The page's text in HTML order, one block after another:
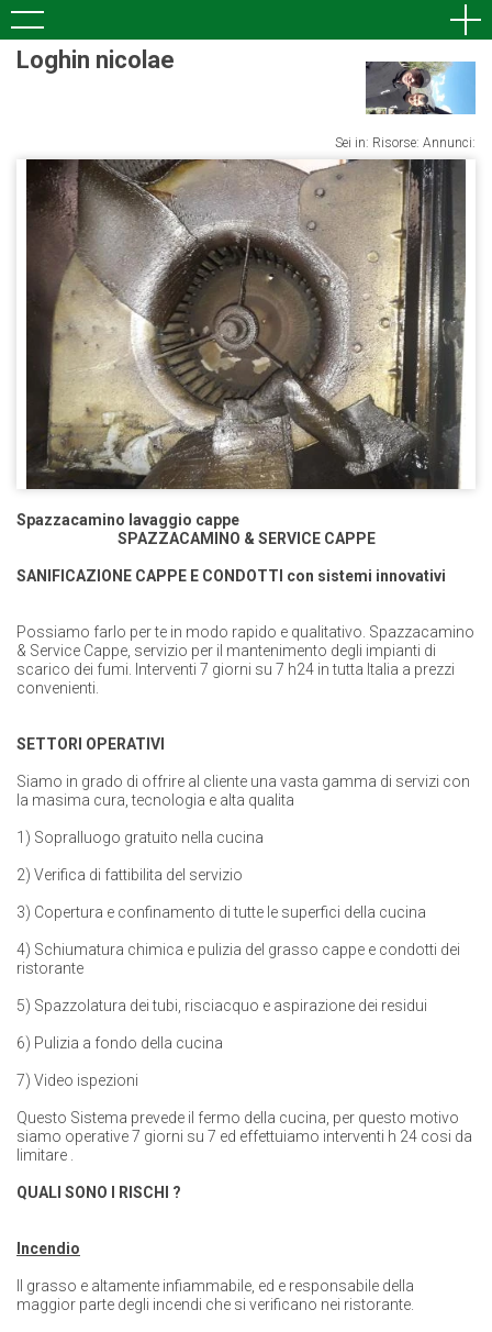
Loghin nicolae
Sei in: Risorse: Annunci:
Spazzacamino lavaggio cappe
SPAZZACAMINO & SERVICE CAPPE
SANIFICAZIONE CAPPE E CONDOTTI con sistemi innovativi
Possiamo farlo per te in modo rapido e qualitativo. Spazzacamino
& Service Cappe, servizio per il mantenimento degli impianti di
scarico dei fumi. Interventi 7 giorni su 7 h24 in tutta Italia a prezzi
convenienti.
SETTORI OPERATIVI
Siamo in grado di offrire al cliente una vasta gamma di servizi con
la masima cura, tecnologia e alta qualita
1) Sopralluogo gratuito nella cucina
2) Verifica di fattibilita del servizio
3) Copertura e confinamento di tutte le superfici della cucina
4) Schiumatura chimica e pulizia del grasso cappe e condotti dei
ristorante
5) Spazzolatura dei tubi, risciacquo e aspirazione dei residui
6) Pulizia a fondo della cucina
7) Video ispezioni
Questo Sistema prevede il fermo della cucina, per questo motivo
siamo operative 7 giorni su 7 ed effettuiamo interventi h 24 cosi da
limitare .
QUALI SONO I RISCHI ?
Incendio
Il grasso e altamente infiammabile, ed e responsabile della
maggior parte degli incendi che si verificano nei ristorante.